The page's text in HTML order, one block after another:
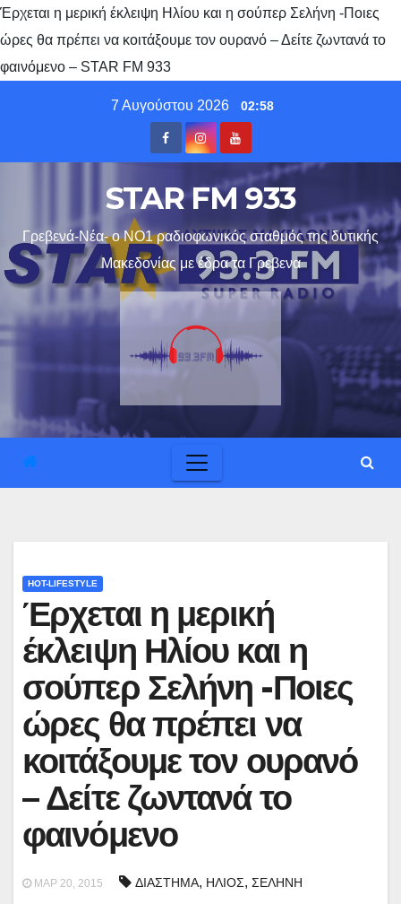
Έρχεται η μερική έκλειψη Ηλίου και η σούπερ Σελήνη -Ποιες
ώρες θα πρέπει να κοιτάξουμε τον ουρανό – Δείτε ζωντανά το
φαινόμενο – STAR FM 933
7 Αυγούστου 2026 02:58
STAR FM 933
Γρεβενά-Νέα- ο ΝΟ1 ραδιοφωνικός σταθμός της δυτικής
Μακεδονίας με έδρα τα Γρεβενα
HOT-LIFESTYLE
Έρχεται η μερική
έκλειψη Ηλίου και η
σούπερ Σελήνη -Ποιες
ώρες θα πρέπει να
κοιτάξουμε τον ουρανό
– Δείτε ζωντανά το
φαινόμενο
ΜΑΡ 20, 2015 ΔΙΑΣΤΗΜΑ, ΗΛΙΟΣ, ΣΕΛΗΝΗ